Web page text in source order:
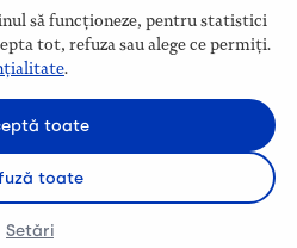
drepturile rezervate.
să funcționeze, pentru statistici
tot, refuza sau alege ce permiți.
.
toate
toate
Setări